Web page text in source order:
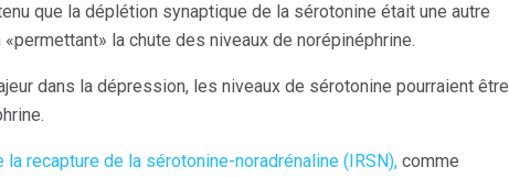
que la déplétion synaptique de la sérotonine était une autre
la chute des niveaux de norépinéphrine.
dans la dépression, les niveaux de sérotonine pourraient être
la recapture de la sérotonine-noradrénaline (IRSN), comme